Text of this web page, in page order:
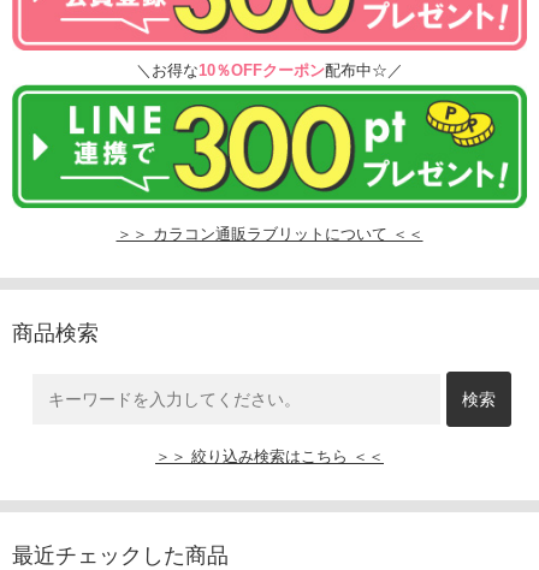
＼お得な10％OFFクーポン配布中☆／
＞＞ カラコン通販ラブリットについて ＜＜
商品検索
＞＞ 絞り込み検索はこちら ＜＜
最近チェックした商品